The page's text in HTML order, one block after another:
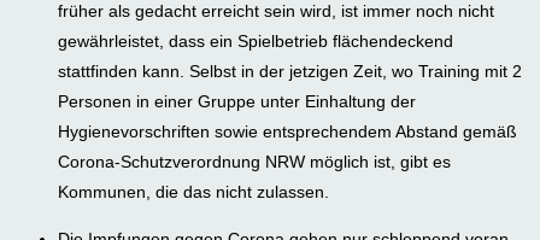
früher als gedacht erreicht sein wird, ist immer noch nicht
gewährleistet, dass ein Spielbetrieb flächendeckend
stattfinden kann. Selbst in der jetzigen Zeit, wo Training mit 2
Personen in einer Gruppe unter Einhaltung der
Hygienevorschriften sowie entsprechendem Abstand gemäß
Corona-Schutzverordnung NRW möglich ist, gibt es
Kommunen, die das nicht zulassen.